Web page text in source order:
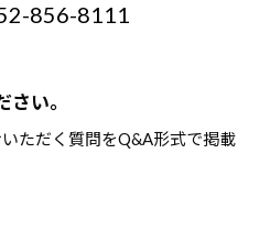
856-8111
い。
ただく質問をQ&A形式で掲載